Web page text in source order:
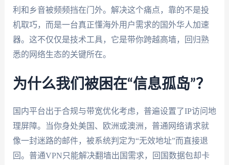
利和乡音被频频挡在门外。解决这个痛点，靠的不是投
机取巧，而是一台真正懂海外用户需求的国外华人加速
器。这不仅仅是技术工具，它是带你跨越高墙，回归熟
悉的网络生态的关键所在。
为什么我们被困在“信息孤岛”？
国内平台出于合规与带宽优化考虑，普遍设置了IP访问地
理屏障。当你身处美国、欧洲或澳洲，普通网络请求就
像一封迷路的邮件，被系统判定为“无效地址”而直接退
回。普通VPN只能解决翻墙出国需求，回国数据包却卡